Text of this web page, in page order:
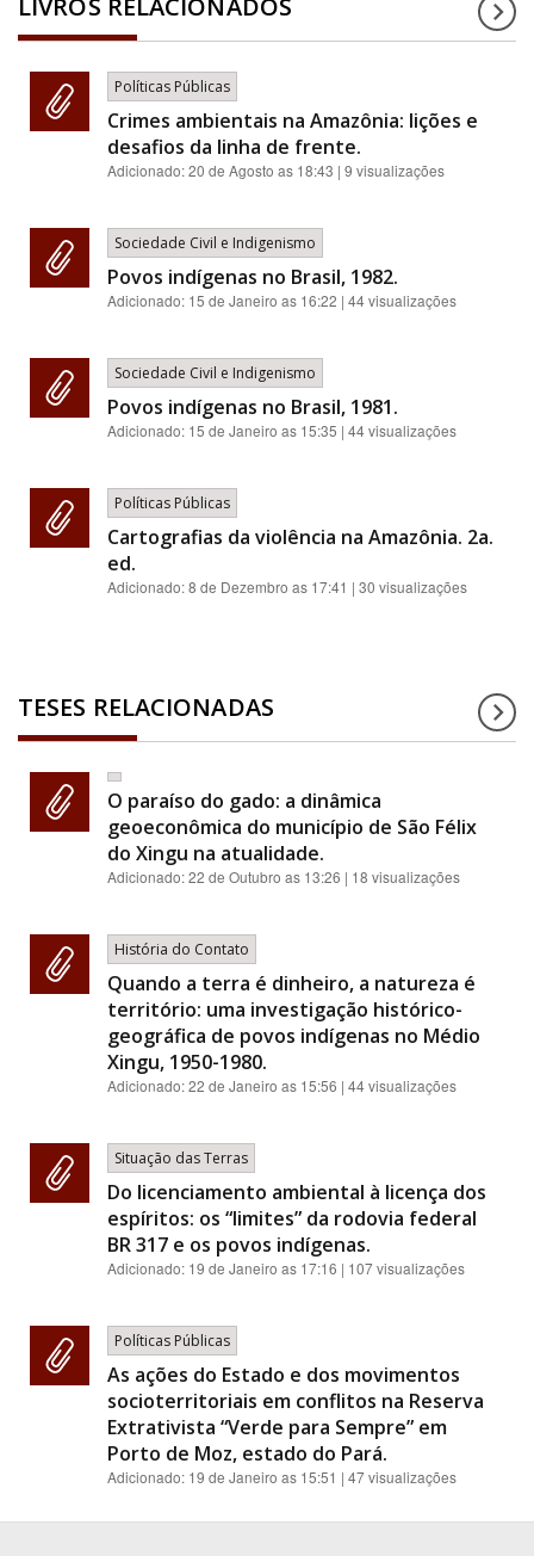
Políticas Públicas
Crimes ambientais na Amazônia: lições e
desafios da linha de frente.
Adicionado:20 de Agosto as 18:43 | 9 visualizações
Sociedade Civil e Indigenismo
Povos indígenas no Brasil, 1982.
Adicionado: 15 de Janeiro as 16:22 | 44 visualizações
Sociedade Civil e Indigenismo
Povos indígenas no Brasil, 1981.
Adicionado: 15 de Janeiro as 15:35 | 44 visualizações
Políticas Públicas
Cartografias da violência na Amazônia. 2a.
ed.
Adicionado:8 de Dezembro as 17:41 | 30 visualizações
TESES RELACIONADAS
O paraíso do gado: a dinâmica
geoeconômica do município de São Félix
do Xingu na atualidade.
Adicionado:22 de Outubro as 13:26 | 18 visualizações
História do Contato
Quando a terra é dinheiro, a natureza é
território: uma investigação histórico-
geográfica de povos indígenas no Médio
Xingu, 1950-1980.
Adicionado:22 de Janeiro as 15:56 | 44 visualizações
Situação das Terras
Do licenciamento ambiental à licença dos
espíritos: os “limites” da rodovia federal
BR 317 e os povos indígenas.
Adicionado: 19 de Janeiro as 17:16 | 107 visualizações
Políticas Públicas
As ações do Estado e dos movimentos
socioterritoriais em conflitos na Reserva
Extrativista “Verde para Sempre” em
Porto de Moz, estado do Pará.
Adicionado: 19 de Janeiro as 15:51 | 47 visualizações